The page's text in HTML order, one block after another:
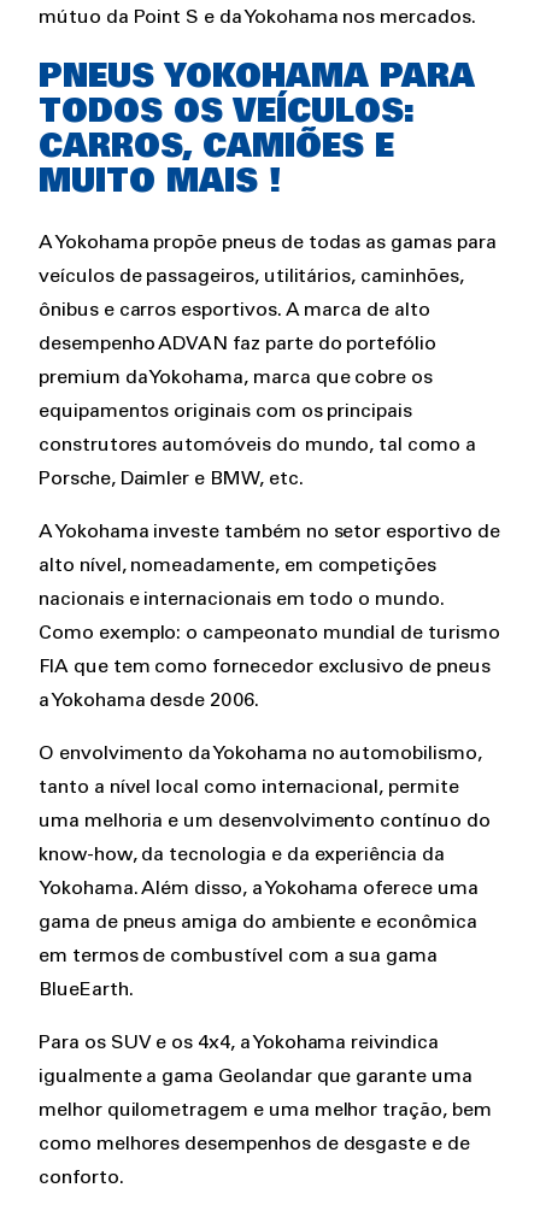
mútuo da Point S e da Yokohama nos mercados.
PNEUS YOKOHAMA PARA
TODOS OS VEÍCULOS:
CARROS, CAMIÕES E
MUITO MAIS !
A Yokohama propõe pneus de todas as gamas para
veículos de passageiros, utilitários, caminhões,
ônibus e carros esportivos. A marca de alto
desempenho ADVAN faz parte do portefólio
premium da Yokohama, marca que cobre os
equipamentos originais com os principais
construtores automóveis do mundo, tal como a
Porsche, Daimler e BMW, etc.
A Yokohama investe também no setor esportivo de
alto nível, nomeadamente, em competições
nacionais e internacionais em todo o mundo.
Como exemplo: o campeonato mundial de turismo
FIA que tem como fornecedor exclusivo de pneus
a Yokohama desde 2006.
O envolvimento da Yokohama no automobilismo,
tanto a nível local como internacional, permite
uma melhoria e um desenvolvimento contínuo do
know-how, da tecnologia e da experiência da
Yokohama. Além disso, a Yokohama oferece uma
gama de pneus amiga do ambiente e econômica
em termos de combustível com a sua gama
BlueEarth.
Para os SUV e os 4x4, a Yokohama reivindica
igualmente a gama Geolandar que garante uma
melhor quilometragem e uma melhor tração, bem
como melhores desempenhos de desgaste e de
conforto.